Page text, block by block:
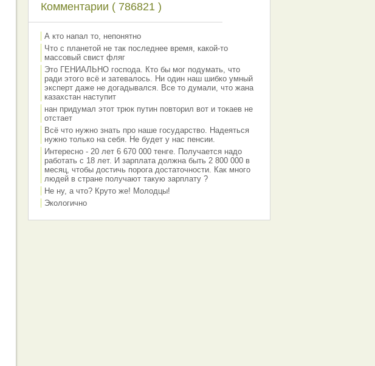
Комментарии ( 786821 )
А кто напал то, непонятно
Что с планетой не так последнее время, какой-то
массовый свист фляг
Это ГЕНИАЛЬНО господа. Кто бы мог подумать, что
ради этого всё и затевалось. Ни один наш шибко умный
эксперт даже не догадывался. Все то думали, что жана
казахстан наступит
нан придумал этот трюк путин повторил вот и токаев не
отстает
Всё что нужно знать про наше государство. Надеяться
нужно только на себя. Не будет у нас пенсии.
Интересно - 20 лет 6 670 000 тенге. Получается надо
работать с 18 лет. И зарплата должна быть 2 800 000 в
месяц, чтобы достичь порога достаточности. Как много
людей в стране получают такую зарплату ?
Не ну, а что? Круто же! Молодцы!
Экологично